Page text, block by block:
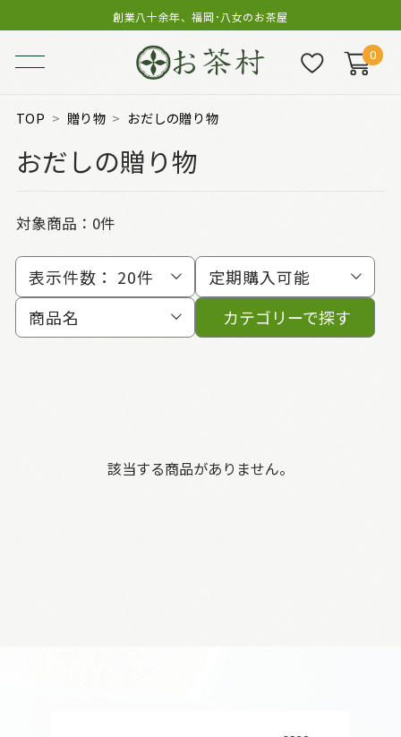
創業八十余年、福岡･八女のお茶屋
0
TOP 贈り物 おだしの贈り物
おだしの贈り物
対象商品：0件
表示件数： 20件
定期購入可能
商品名
カテゴリーで探す
該当する商品がありません。